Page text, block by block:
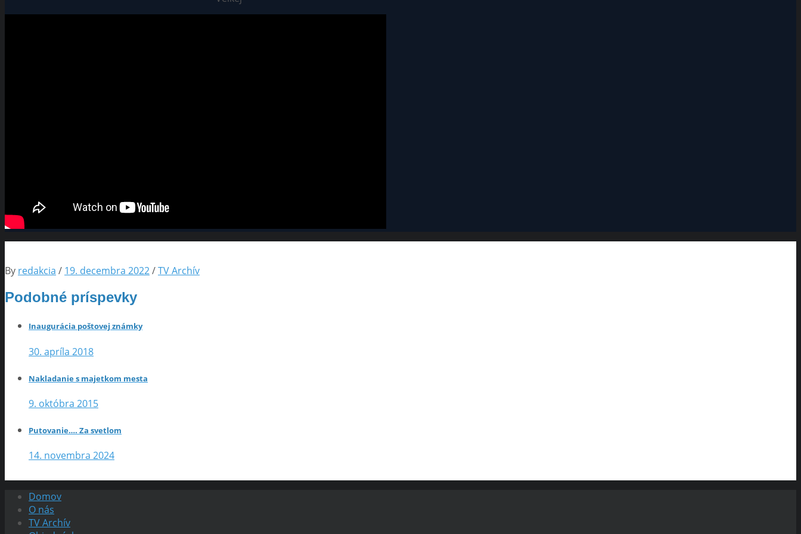
By redakcia / 19. decembra 2022/TV Archív
Podobné príspevky
Inaugurácia poštovej známky
30. apríla 2018
Nakladanie s majetkom mesta
9. októbra 2015
Putovanie…. Za svetlom
14. novembra 2024
Domov
O nás
TV Archív